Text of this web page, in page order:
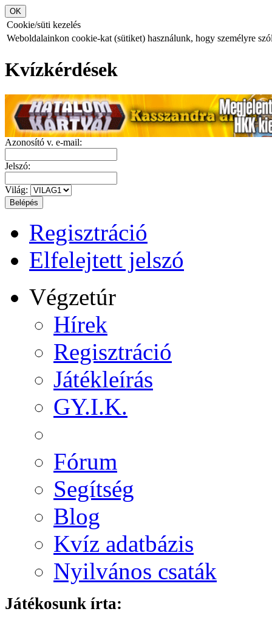
Cookie/süti kezelés
Weboldalainkon cookie-kat (sütiket) használunk, hogy személyre
Kvízkérdések
Azonosító v. e-mail:
Jelszó:
Világ:
Regisztráció
Elfelejtett jelszó
Végzetúr
Hírek
Regisztráció
Játékleírás
GY.I.K.
Fórum
Segítség
Blog
Kvíz adatbázis
Nyilvános csaták
Játékosunk írta: